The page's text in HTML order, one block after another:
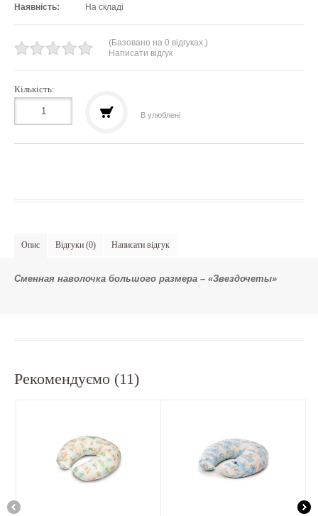
Наявність:
На складі
(Базовано на 0 відгуках.)
Написати відгук
Кількість:
В улюблені
Опис Відгуки (0) Написати відгук
Сменная наволочка большого размера – «Звездочеты»
Рекомендуємо (11)